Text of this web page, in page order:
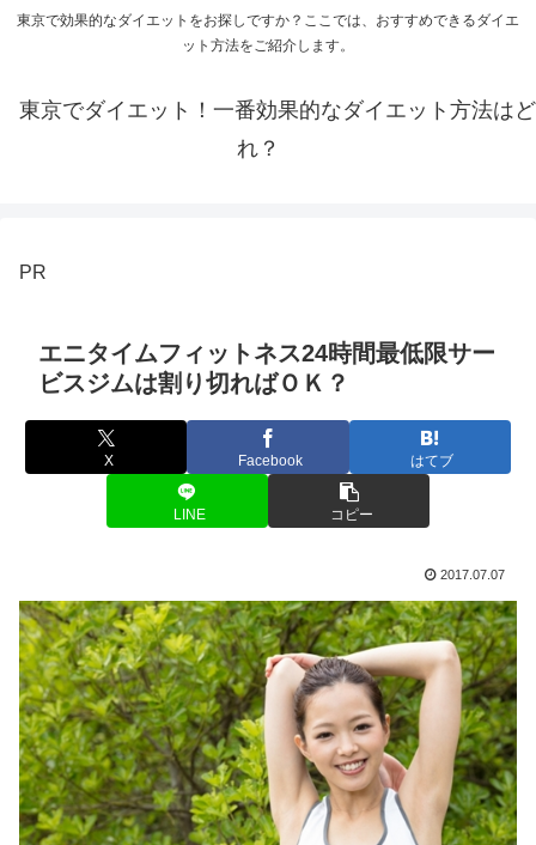
東京で効果的なダイエットをお探しですか？ここでは、おすすめできるダイエ
ット方法をご紹介します。
東京でダイエット！一番効果的なダイエット方法はど
れ？
PR
エニタイムフィットネス24時間最低限サー
ビスジムは割り切ればＯＫ？
X Facebook はてブ
LINE コピー
2017.07.07